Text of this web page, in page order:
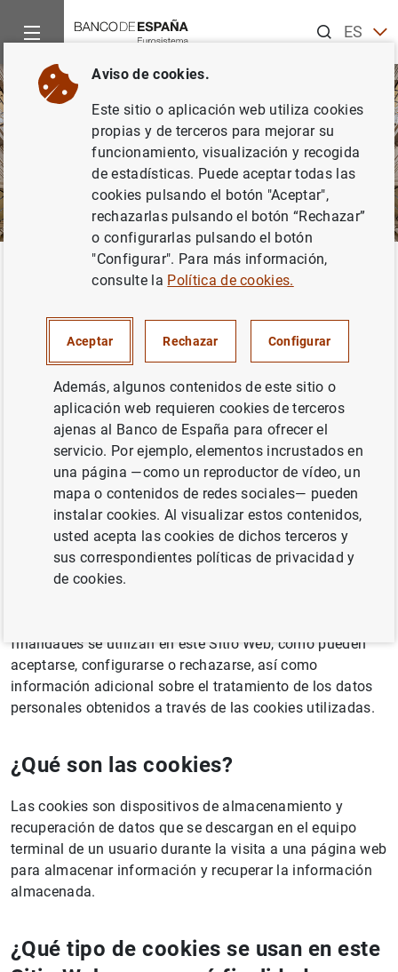
ESEN
EU
GA
Política decookies
¿Qué información recoge la presente
política de cookies?
Este sitio web y aquellos otros sitios propiedad de Banco
de España accesibles a través del dominiowww.bde.es
(en adelante, el “Sitio Web”) utilizan cookies propias
del Banco de España y de los terceros indicados en esta
política.
finalidades se utilizan en este Sitio Web, cómo pueden
aceptarse, configurarse o rechazarse, así como
información adicional sobre el tratamiento de los datos
personales obtenidos a través de las cookies utilizadas.
¿Qué son las cookies?
Las cookies son dispositivos de almacenamiento y
recuperación de datos que se descargan en el equipo
terminal de un usuario durante la visita a una página web
para almacenar información y recuperar la información
almacenada.
¿Qué tipo de cookies se usan en este
Aviso de cookies.
Este sitio o aplicación web utiliza cookies
propias y de terceros para mejorar su
funcionamiento, visualización y recogida
de estadísticas. Puede aceptar todas las
cookies pulsando el botón "Aceptar",
rechazarlas pulsando el botón “Rechazar”
o configurarlas pulsando el botón
"Configurar". Para más información,
consulte la Política de cookies.
Aceptar Rechazar Configurar
Además, algunos contenidos de este sitio o
aplicación web requieren cookies de terceros
ajenas al Banco de España para ofrecer el
servicio. Por ejemplo, elementos incrustados en
una página —como un reproductor de vídeo, un
mapa o contenidos de redes sociales— pueden
instalar cookies. Al visualizar estos contenidos,
usted acepta las cookies de dichos terceros y
sus correspondientes políticas de privacidad y
de cookies.